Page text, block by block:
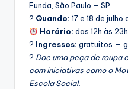
Funda, São Paulo – SP
? Quando: 17 e 18 de
Horário: das 12h às 23h
?️ Ingressos: gratuitos —
? Doe uma peça de roupa
com iniciativas como o
Escola Social.